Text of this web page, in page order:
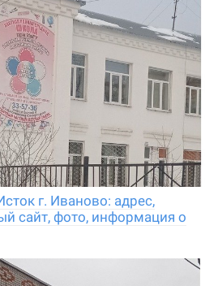
г. Иваново: адрес,
сайт, фото, информация о